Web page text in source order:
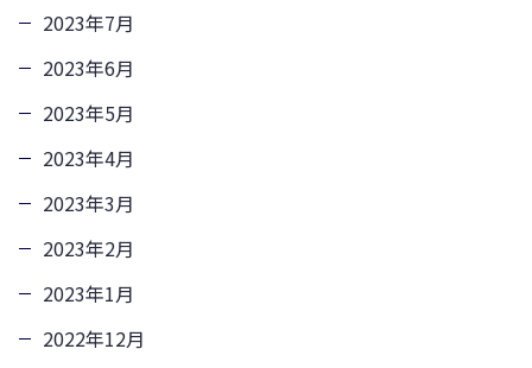
2023年7月
2023年6月
2023年5月
2023年4月
2023年3月
2023年2月
2023年1月
2022年12月